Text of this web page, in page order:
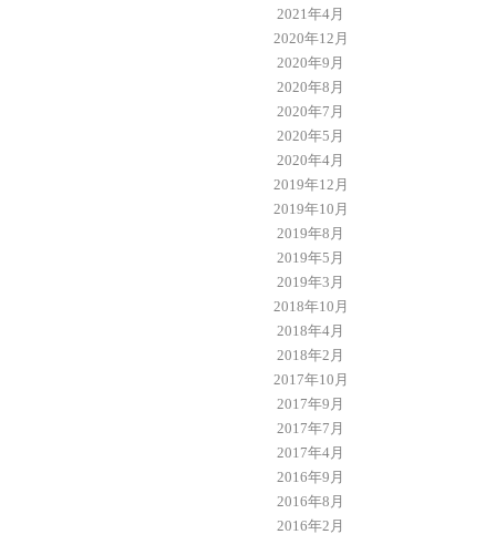
2021年4月
2020年12月
2020年9月
2020年8月
2020年7月
2020年5月
2020年4月
2019年12月
2019年10月
2019年8月
2019年5月
2019年3月
2018年10月
2018年4月
2018年2月
2017年10月
2017年9月
2017年7月
2017年4月
2016年9月
2016年8月
2016年2月